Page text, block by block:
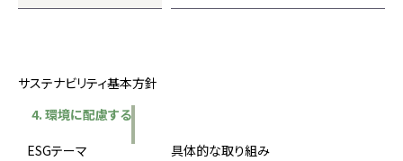
サステナビリティ基本方針
4. 環境に配慮する
ESGテーマ
具体的な取り組み